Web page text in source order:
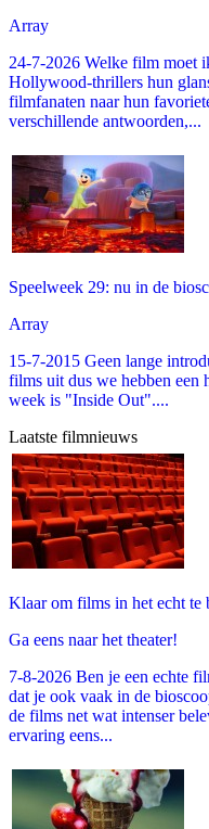
Array
24-7-2026 Welke film moet
Hollywood-thrillers hun
filmfanaten naar hun
verschillende antwoorden,...
Speelweek 29: nu in de
Array
15-7-2015 Geen lange
films uit dus we hebben een
week is "Inside Out"....
Laatste filmnieuws
Klaar om films in het echt te
Ga eens naar het theater!
7-8-2026 Ben je een echte
dat je ook vaak in de
de films net wat intenser
ervaring eens...